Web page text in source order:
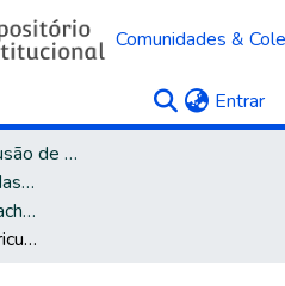
Comunidades &
Entrar
Trabalhos de Conclusão de Curso
Área do Conhecimento das Ciências Agrárias
Medicina Veterinária - Bacharelado
Relatório de estágio curricular obrigatório: área de clínica médica e cirúrgica de pequenos animais